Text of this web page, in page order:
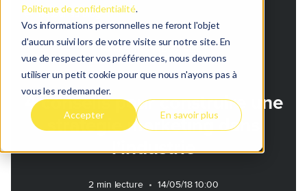
Politique de confidentialité.
Vos informations personnelles ne feront l'objet
d'aucun suivi lors de votre visite sur notre site. En
vue de respecter vos préférences, nous devrons
utiliser un petit cookie pour que nous n'ayons pas à
vous les redemander.
Accepter En savoir plus
Retour au blog
4 conseils pour construire une
stratégie marketing dans
l'industrie
2 min lecture • 14/05/18 10:00